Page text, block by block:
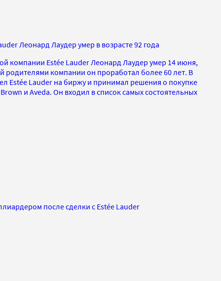
Леонард Лаудер умер в возрасте 92 года
компании Estée Lauder Леонард Лаудер умер 14 июня,
родителями компании он проработал более 60 лет. В
Estée Lauder на биржу и принимал решения о покупке
и Aveda. Он входил в список самых состоятельных
после сделки с Estée Lauder